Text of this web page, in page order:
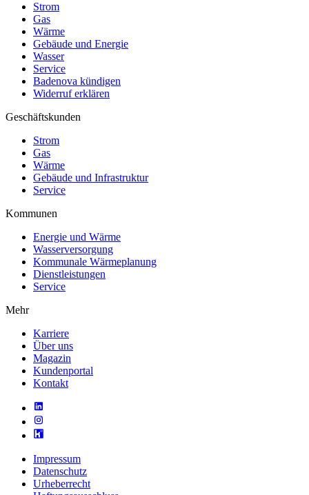
Strom
Gas
Wärme
Gebäude und Energie
Wasser
Service
Badenova kündigen
Widerruf erklären
Geschäftskunden
Strom
Gas
Wärme
Gebäude und Infrastruktur
Service
Kommunen
Energie und Wärme
Wasserversorgung
Kommunale Wärmeplanung
Dienstleistungen
Service
Mehr
Karriere
Über uns
Magazin
Kundenportal
Kontakt
Impressum
Datenschutz
Urheberrecht